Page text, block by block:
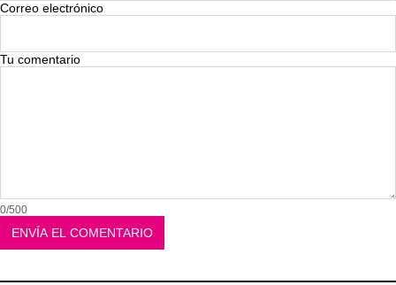
Correo electrónico
Tu comentario
0/500